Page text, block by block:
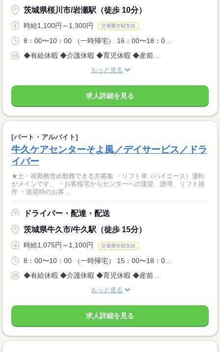
茨城県桜川市/岩瀬駅（徒歩 10分）
時給1,100円～1,300円 交通費全額支給
8：00〜10：00 （一時帰宅） 16：00〜18：0...
◆有給休暇 ◆介護休暇 ◆育児休暇 ◆産前...
もっと見る
求人詳細を見る
[パート・アルバイト]
牛久ケアセンターそよ風／デイサービス／ドラ
イバー
★土・祝勤務含め勤務できる方募集 ・リフト車（ハイエース）運転
がメインです。 ・お客様宅からセンターへの送迎、誘導、リフト操
作 ・送迎時のお客...
ドライバー・配達・配送
茨城県牛久市/牛久駅（徒歩 15分）
時給1,075円～1,100円 交通費全額支給
8：00〜10：00 （一時帰宅） 15：00〜18：0...
◆有給休暇 ◆介護休暇 ◆育児休暇 ◆産前...
もっと見る
求人詳細を見る